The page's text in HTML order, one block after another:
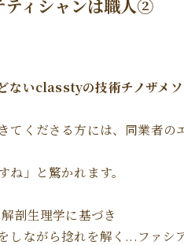
ィシャンは職人②
ないclasstyの技術チノザメ
てくださる方には、同業者の
ね」と驚かれます。
剖生理学に基づき
しながら捻れを解く...ファ